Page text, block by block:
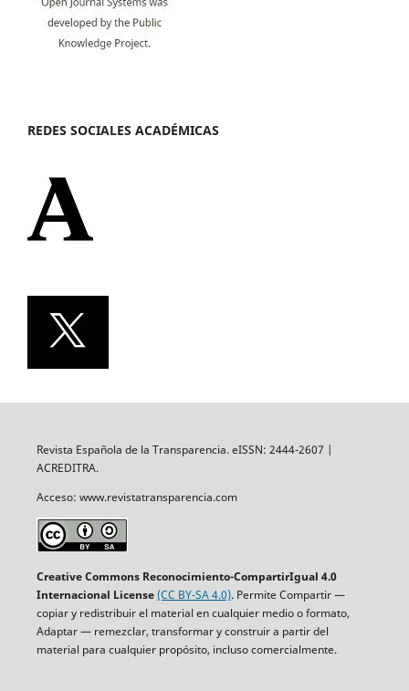
REDES SOCIALES ACADÉMICAS
Revista Española de la Transparencia. eISSN: 2444-2607 |
ACREDITRA.
Acceso: www.revistatransparencia.com
Creative Commons Reconocimiento-CompartirIgual 4.0
Internacional License(CC BY-SA 4.0). Permite Compartir —
copiar y redistribuir el material en cualquier medio o formato,
Adaptar — remezclar, transformar y construir a partir del
material para cualquier propósito, incluso comercialmente.